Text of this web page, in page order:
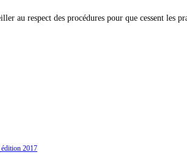
au respect des procédures pour que cessent les
2017